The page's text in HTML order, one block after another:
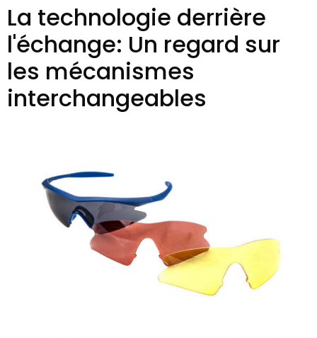
La technologie derrière
l'échange: Un regard sur
les mécanismes
interchangeables